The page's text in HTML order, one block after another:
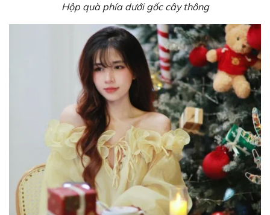
Hộp quà phía dưới gốc cây thông